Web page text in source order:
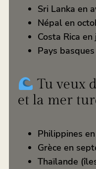
Sri Lanka en
Népal en
Costa Rica en
Pays
Tu veux
et la mer
Philippines
Grèce en
Thaïlande